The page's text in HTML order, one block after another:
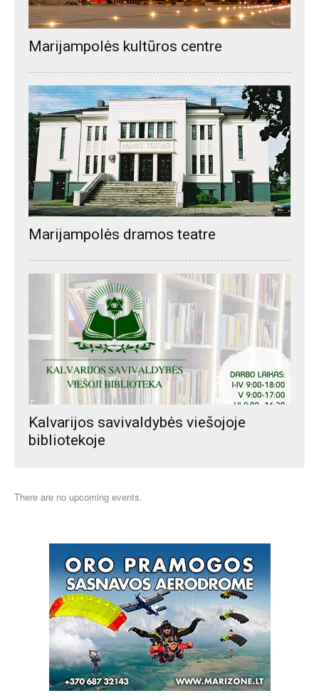
Marijampolės kultūros centre
Marijampolės dramos teatre
Kalvarijos savivaldybės viešojoje
bibliotekoje
There are no upcoming events.